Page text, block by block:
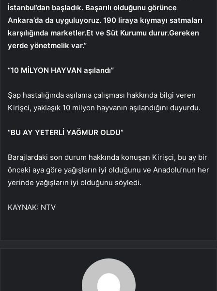
İstanbul’dan başladık. Başarılı olduğunu görünce
Ankara’da da uyguluyoruz. 190 liraya kıymayı satmaları
karşılığında marketler.Et ve Süt Kurumu durur.Gereken
yerde yönetmelik var.”
“10 MİLYON HAYVAN aşılandı”
Şap hastalığında aşılama çalışması hakkında bilgi veren
Kirişci, yaklaşık 10 milyon hayvanın aşılandığını duyurdu.
“BU AY YETERLİ YAĞMUR OLDU”
Barajlardaki son durum hakkında konuşan Kirişci, bu ay bir
önceki aya göre yağışların iyi olduğunu ve Anadolu’nun her
yerinde yağışların iyi olduğunu söyledi.
KAYNAK: NTV